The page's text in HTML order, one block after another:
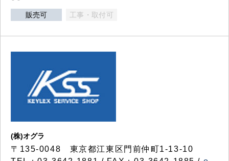
販売可 工事・取付可
(株)オグラ
〒135-0048 東京都江東区門前仲町1-13-10